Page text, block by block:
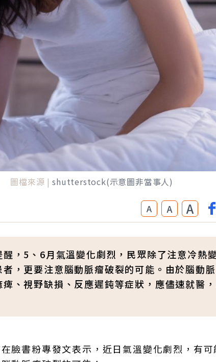
圖檔來源 | shutterstock(示意圖非當事人)
A A A
，5、6月氣溫變化劇烈，民眾除了注意冷熱變
，更要注意腦動脈瘤破裂的可能。由於腦動
、視野缺損、反應遲鈍等症狀，應儘速就醫
臉書粉專發文表示，近日氣溫變化劇烈，有可